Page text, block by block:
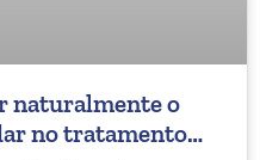
naturalmente o
no tratamento